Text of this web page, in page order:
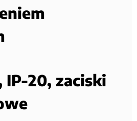
IP-20, zaciski